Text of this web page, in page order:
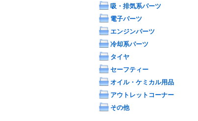
吸・排気系パーツ
電子パーツ
エンジンパーツ
冷却系パーツ
タイヤ
セーフティー
オイル・ケミカル用品
アウトレットコーナー
その他